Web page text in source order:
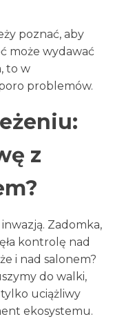
poznać, aby
może wydawać
to w
problemów.
z
Zadomka,
kontrolę nad
i nad salonem?
do walki,
uciążliwy
ekosystemu.